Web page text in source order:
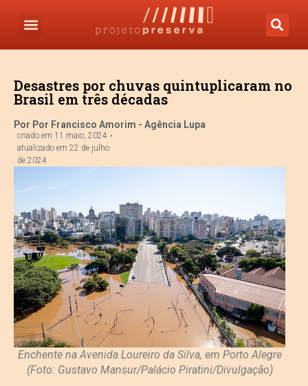
Desastres por chuvas quintuplicaram no
Brasil em três décadas
Por Por Francisco Amorim - Agência Lupa
criado em 11 maio, 2024
atualizado em 22 de julho
de 2024
Enchente na Avenida Loureiro da Silva, em Porto Alegre
(Foto: Gustavo Mansur/Palácio Piratini/Divulgação)